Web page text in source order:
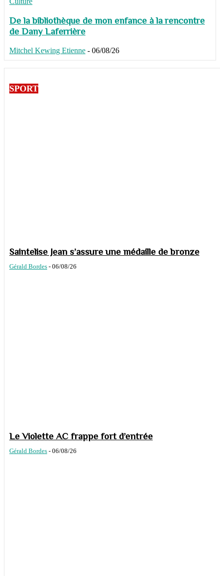
De la bibliothèque de mon enfance à la rencontre
de Dany Laferrière
Mitchel Kewing Etienne - 06/08/26
SPORT
Saintelise Jean s’assure une médaille de bronze
Gérald Bordes - 06/08/26
Le Violette AC frappe fort d’entrée
Gérald Bordes - 06/08/26